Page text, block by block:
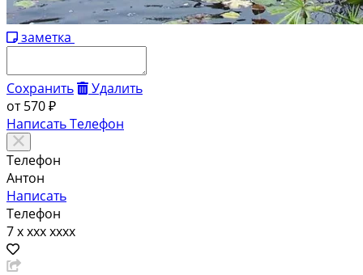
заметка
Сохранить
Удалить
от 570 ₽
НаписатьТелефон
Телефон
Антон
Написать
Телефон
7 x xxx xxxx